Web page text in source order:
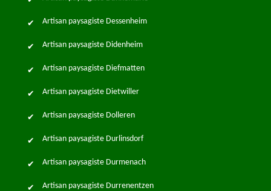
Artisan paysagiste Dessenheim
Artisan paysagiste Didenheim
Artisan paysagiste Diefmatten
Artisan paysagiste Dietwiller
Artisan paysagiste Dolleren
Artisan paysagiste Durlinsdorf
Artisan paysagiste Durmenach
Artisan paysagiste Durrenentzen